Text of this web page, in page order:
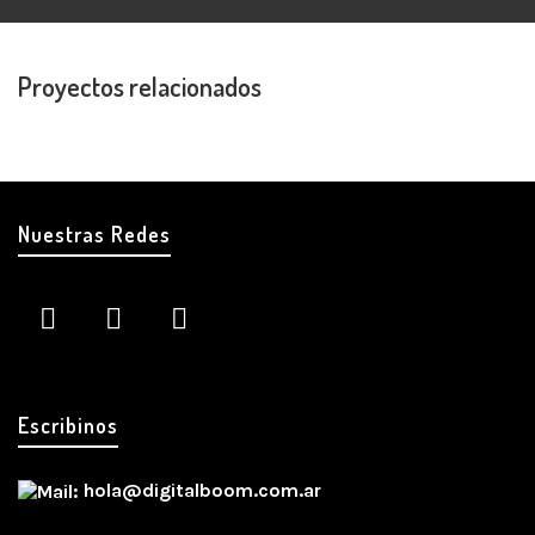
Proyectos relacionados
Nuestras Redes
Escribinos
hola@digitalboom.com.ar